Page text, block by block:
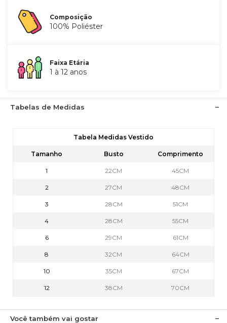
Composição
100% Poliéster
Faixa Etária
1 à 12 anos
Tabelas de Medidas
Tabela Medidas Vestido
Tamanho Busto Comprimento
1 22CM 45CM
2 27CM 48CM
3 28CM 51CM
4 28CM 55CM
6 29CM 61CM
8 32CM 64CM
10 35CM 67CM
12 38CM 70CM
Você também vai gostar